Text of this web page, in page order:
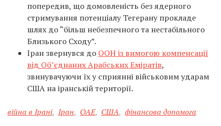
попередив, що домовленість без ядерного
стримування потенціалу Тегеранупрокладе
шлях до “більш небезпечного та нестабільного
Близького Сходу”.
Іран звернувся до ООН із вимогою компенсації
від Об’єднаних Арабських Еміратів,
звинувачуючи їх у сприянні військовим ударам
США на іранській території.
війна в Ірані, Іран, ОАЕ, США, фінансова допомога